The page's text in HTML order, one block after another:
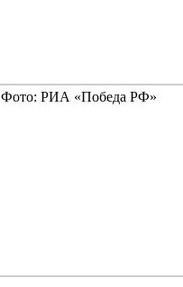
Фото: РИА «Победа РФ»